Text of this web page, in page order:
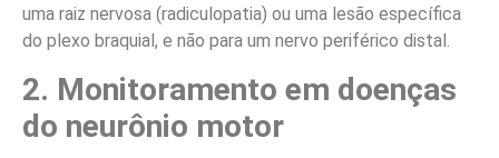
uma raiz nervosa (radiculopatia) ou uma lesão específica
do plexo braquial, e não para um nervo periférico distal.
2. Monitoramento em doenças
do neurônio motor